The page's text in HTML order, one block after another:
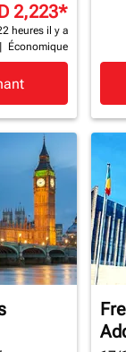
2,223*
heures il y a
Économique